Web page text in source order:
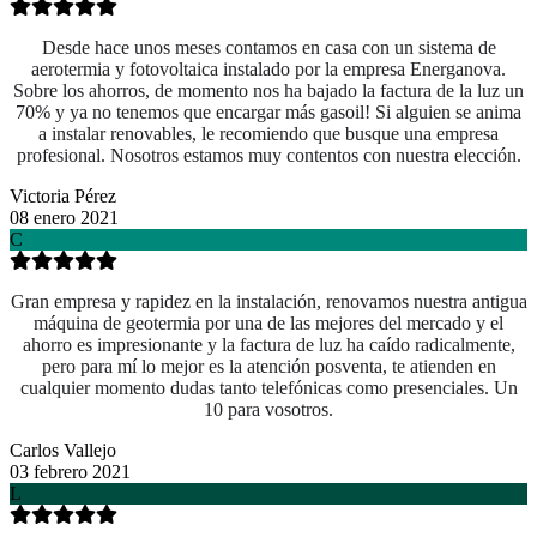
Desde hace unos meses contamos en casa con un sistema de
aerotermia y fotovoltaica instalado por la empresa Energanova.
Sobre los ahorros, de momento nos ha bajado la factura de la luz un
70% y ya no tenemos que encargar más gasoil! Si alguien se anima
a instalar renovables, le recomiendo que busque una empresa
profesional. Nosotros estamos muy contentos con nuestra elección.
Victoria Pérez
08 enero 2021
C
Gran empresa y rapidez en la instalación, renovamos nuestra antigua
máquina de geotermia por una de las mejores del mercado y el
ahorro es impresionante y la factura de luz ha caído radicalmente,
pero para mí lo mejor es la atención posventa, te atienden en
cualquier momento dudas tanto telefónicas como presenciales. Un
10 para vosotros.
Carlos Vallejo
03 febrero 2021
L